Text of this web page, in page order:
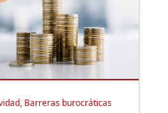
Barreras burocráticas